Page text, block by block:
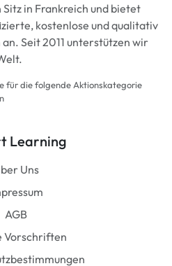
in Frankreich und bietet
kostenlose und qualitativ
Seit 2011 unterstützen wir
für die folgende Aktionskategorie
Learning
Uns
AGB
Vorschriften